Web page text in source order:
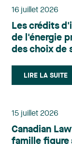
du territoire.
clientèle
touchant
et de permis,
règlements
municipalités
Reconnue pour
16 juillet 2026
Les crédits
de l'énergie
des choix de
LIRE LA SUITE
15 juillet 2026
Canadian
famille figure